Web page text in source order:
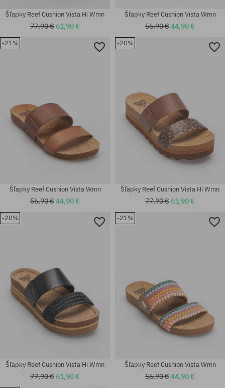
Šľapky Reef Cushion Vista Hi Wmn
77,90 €61,90 €
Šľapky Reef Cushion Vista Wmn
56,90 €44,90 €
-21%
Šľapky Reef Cushion Vista Wmn
56,90 €44,90 €
-20%
Šľapky Reef Cushion Vista Hi Wmn
77,90 €61,90 €
-20%
Šľapky Reef Cushion Vista Hi Wmn
77,90 €61,90 €
-21%
Šľapky Reef Cushion Vista Wmn
56,90 €44,90 €